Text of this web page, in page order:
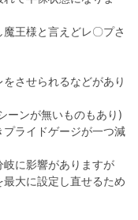
王様と言えどレ〇プさ
させられるなどがあり
ーンが無いものもあり)
ライドゲージが一つ減
に影響がありますが
大に設定し直せるため